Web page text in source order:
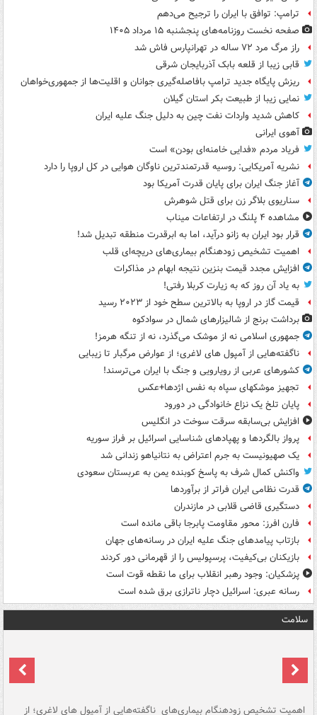
ترامپ: توافق با ایران را ترجیح می‌دهم
صفحه نخست روزنامه‌های پنجشنبه ۱۵ مرداد ۱۴۰۵
راز مرگ مرد ۷۲ ساله در تهرانپارس فاش شد
قابی زیبا از قلعه بابک آذربایجان شرقی
ریزش پایگاه جدید ترامپ بافاصله‌گیری جوانان و اقلیت‌ها از جمهوری‌خواهان
نمایی زیبا از طبیعت بکر استان گیلان
کاهش شدید واردات نفت چین به دلیل جنگ علیه ایران
آهوی ایرانی
فریاد مردم «فدایی خامنه‌ای بودن» است
نشریه آمریکایی: روسیه قدرتمندترین ناوگان هوایی در کل اروپا را دارد
آغاز جنگ ایران برای پایان قدرت آمریکا بود
سناریوی بلاگر زن برای قتل شوهرش
مشاهده ۴ پلنگ در ارتفاعات میناب
قرار بود ایران به زانو درآید، اما به ابرقدرت منطقه تبدیل شد!
اهمیت تشخیص زودهنگام بیماری‌های دریچه‌ای قلب
افزایش مجدد قیمت بنزین نتیجه ابهام در مذاکرات
به یاد آن روز که به زیارت کربلا رفتی!
قیمت گاز در اروپا به بالاترین سطح خود از ۲۰۲۳ رسید
برداشت برنج از شالیزارهای شمال در سوادکوه
جمهوری اسلامی نه از موشک می‌گذرد، نه از تنگه هرمز!
ناگفته‌هایی از آمپول های لاغری؛ از عوارض مرگبار تا زیبایی
کشورهای عربی از رویارویی و جنگ با ایران می‌ترسند!
تجهیز موشکهای سپاه به نفس اژدها+عکس
پایان تلخ یک نزاع خانوادگی در دورود
افزایش بی‌سابقه سرقت سوخت در انگلیس
پرواز بالگردها و پهپادهای شناسایی اسرائیل بر فراز سوریه
یک صهیونیست به جرم اعتراض به نتانیاهو زندانی شد
واکنش کمال شرف به پاسخ کوبنده یمن به عربستان سعودی
قدرت نظامی ایران فراتر از برآوردها
دستگیری قاضی قلابی در مازندران
فارن افرز: محور مقاومت پابرجا باقی مانده است
بازتاب پیامدهای جنگ علیه ایران در رسانه‌های جهان
بازیکنان بی‌کیفیت، پرسپولیس را از قهرمانی دور کردند
پزشکیان: وجود رهبر انقلاب برای ما نقطه قوت است
رسانه عبری: اسرائیل دچار ناترازی برق شده است
سلامت
اهمیت تشخیص زودهنگام بیماری‌های ناگفته‌هایی از آمپول های لاغری؛ از